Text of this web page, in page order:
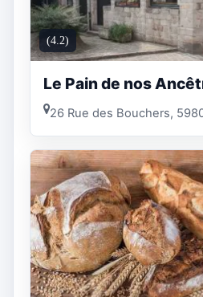
(4.2)
Le Pain de nos
26 Rue des Bouchers,